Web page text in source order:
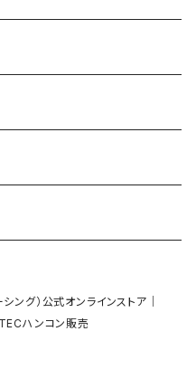
グ）公式オンラインストア｜
ハンコン販売